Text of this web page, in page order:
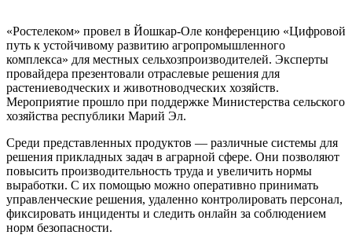
«Ростелеком» провел в Йошкар-Оле конференцию «Цифровой
путь к устойчивому развитию агропромышленного
комплекса» для местных сельхозпроизводителей. Эксперты
провайдера презентовали отраслевые решения для
растениеводческих и животноводческих хозяйств.
Мероприятие прошло при поддержке Министерства сельского
хозяйства республики Марий Эл.
Среди представленных продуктов — различные системы для
решения прикладных задач в аграрной сфере. Они позволяют
повысить производительность труда и увеличить нормы
выработки. С их помощью можно оперативно принимать
управленческие решения, удаленно контролировать персонал,
фиксировать инциденты и следить онлайн за соблюдением
норм безопасности.